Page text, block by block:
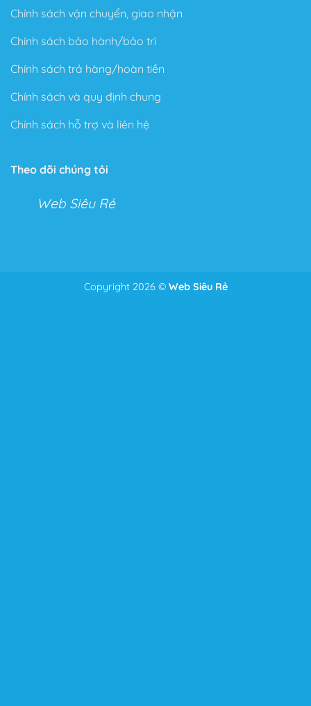
Chính sách vận chuyển, giao nhận
Chính sách bảo hành/bảo trì
Chính sách trả hàng/hoàn tiền
Chính sách và quy định chung
Chính sách hỗ trợ và liên hệ
Theo dõi chúng tôi
Web Siêu Rẻ
Copyright 2026 © Web Siêu Rẻ